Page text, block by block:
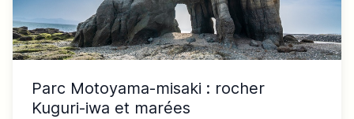
Parc Motoyama-misaki : rocher
Kuguri-iwa et marées